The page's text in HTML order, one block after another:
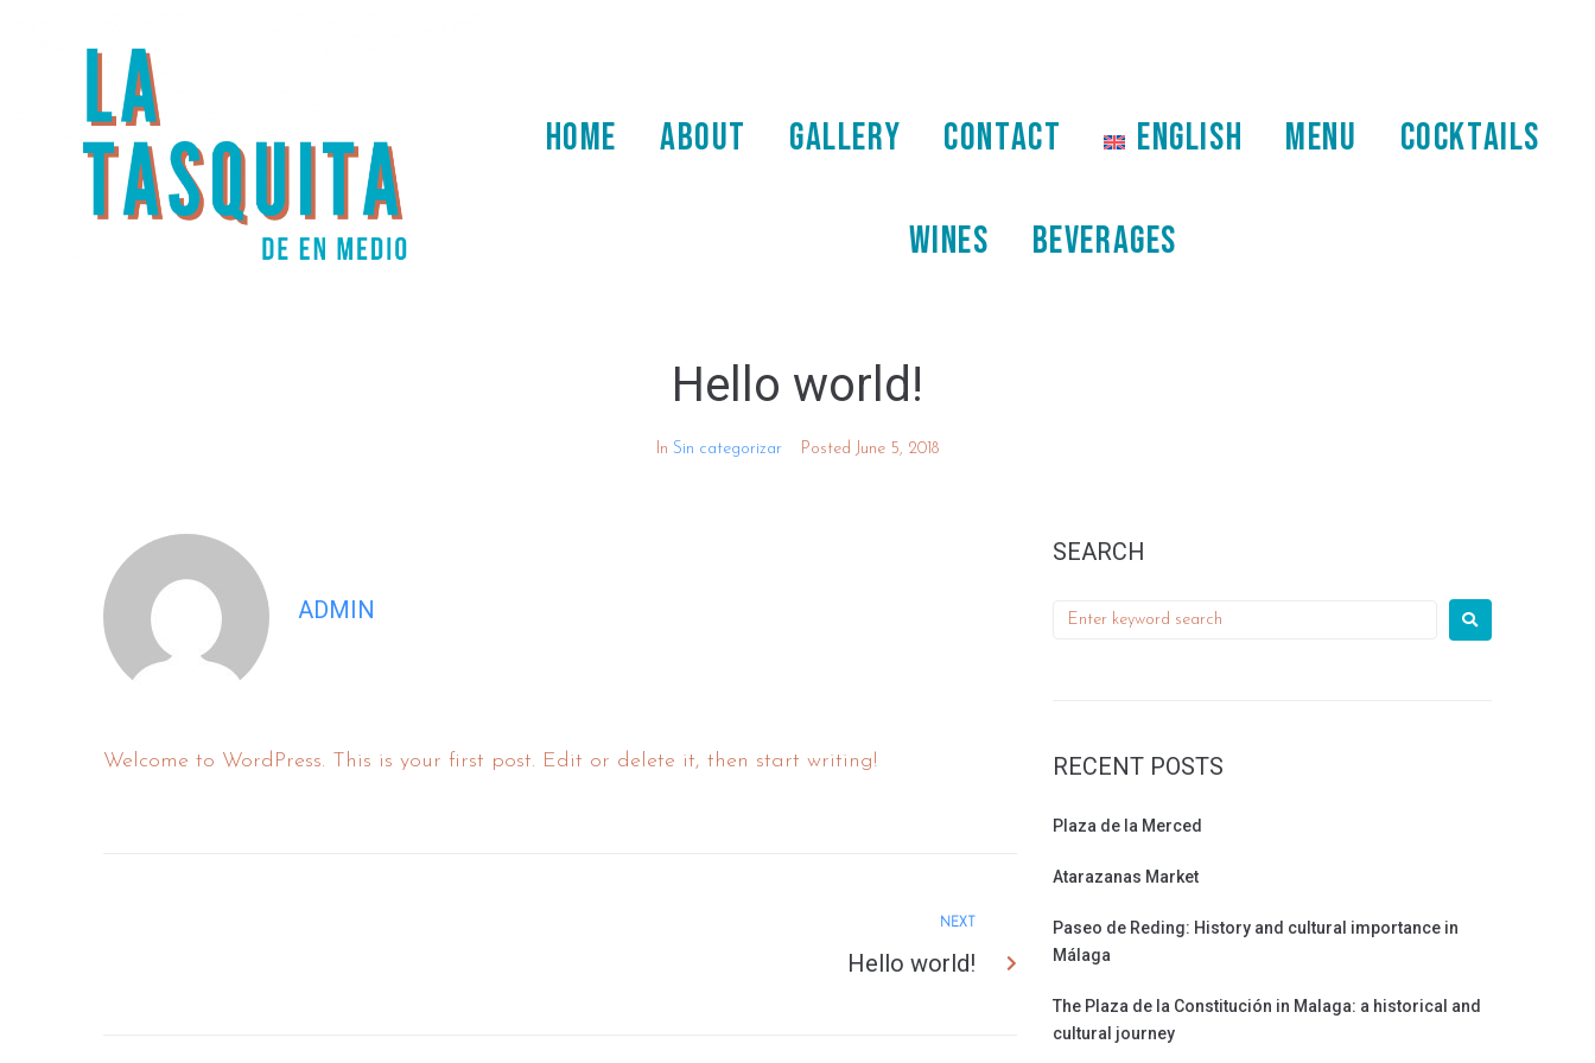
HOME ABOUT GALLERY CONTACT ENGLISH MENU COCKTAILS
WINES BEVERAGES
Hello world!
In Sin categorizar Posted June 5, 2018
ADMIN
Welcome to WordPress. This is your first post. Edit or delete it, then start writing!
NEXT
Hello world!
SEARCH
RECENT POSTS
Plaza de la Merced
Atarazanas Market
Paseo de Reding: History and cultural importance in
Málaga
The Plaza de la Constitución in Malaga: a historical and
cultural journey